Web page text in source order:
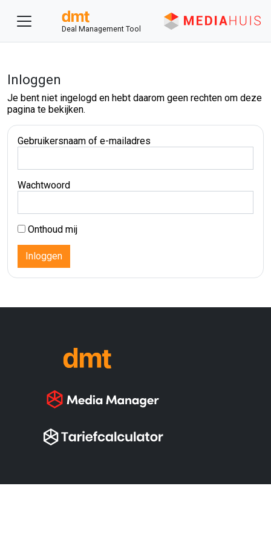
Deal Management Tool
Inloggen
Je bent niet ingelogd en hebt daarom geen rechten om deze
pagina te bekijken.
Gebruikersnaam of e-mailadres
Wachtwoord
Onthoud mij